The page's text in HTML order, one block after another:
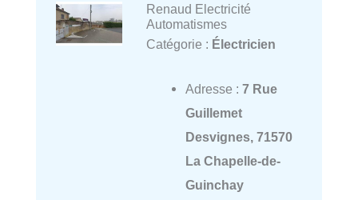
Renaud Electricité
Automatismes
Catégorie : Électricien
Adresse : 7 Rue
Guillemet
Desvignes, 71570
La Chapelle-de-
Guinchay